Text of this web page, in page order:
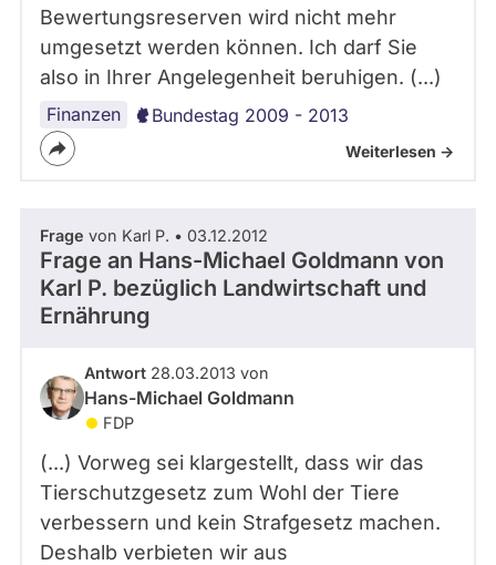
Bewertungsreserven wird nicht mehr
umgesetzt werden können. Ich darf Sie
also in Ihrer Angelegenheit beruhigen. (...)
Finanzen Bundestag 2009 - 2013
Weiterlesen ->
Frage von Karl P. • 03.12.2012
Frage an Hans-Michael Goldmann von
Karl P. bezüglich Landwirtschaft und
Ernährung
Antwort 28.03.2013 von
Hans-Michael Goldmann
FDP
(...) Vorweg sei klargestellt, dass wir das
Tierschutzgesetz zum Wohl der Tiere
verbessern und kein Strafgesetz machen.
Deshalb verbieten wir aus